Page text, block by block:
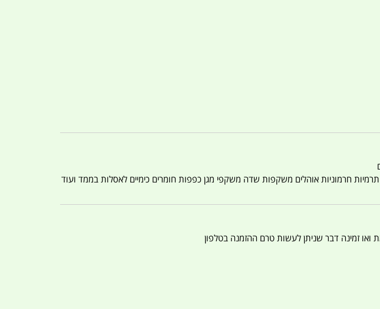
חרמוניות אוהלים משקפות שדה משקפי מגן כפפות חומרים כימיים לאסלות בממד ועוד
ואו זמינה דבר שניתן לעשות טרם ההזמנה בטלפון